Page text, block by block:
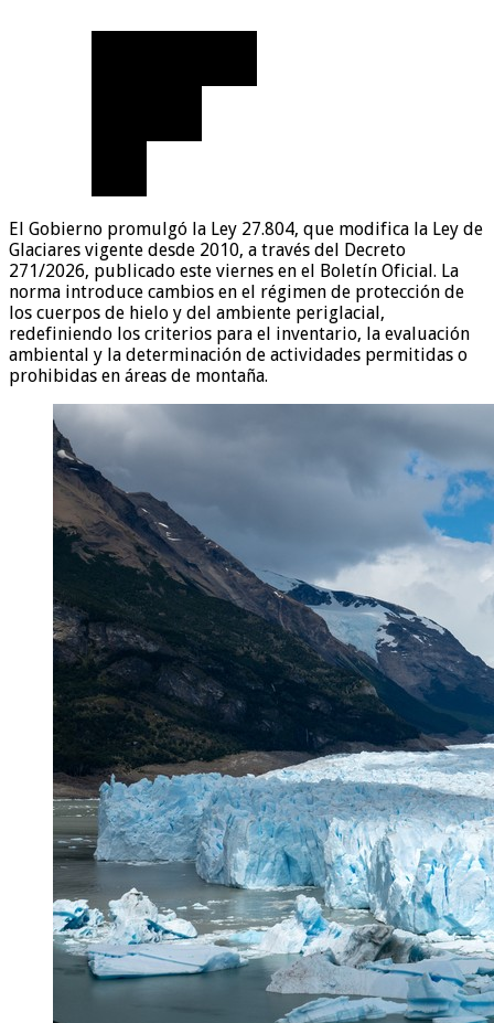
El Gobierno promulgó la Ley 27.804, que modifica la Ley de
Glaciares vigente desde 2010, a través del Decreto
271/2026, publicado este viernes en el Boletín Oficial. La
norma introduce cambios en el régimen de protección de
los cuerpos de hielo y del ambiente periglacial,
redefiniendo los criterios para el inventario, la evaluación
ambiental y la determinación de actividades permitidas o
prohibidas en áreas de montaña.